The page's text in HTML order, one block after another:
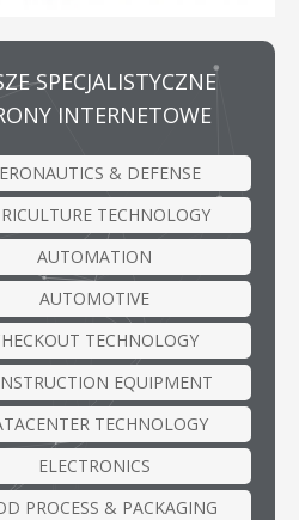
SPECJALISTYCZNE
INTERNETOWE
& DEFENSE
TECHNOLOGY
AUTOMATION
AUTOMOTIVE
TECHNOLOGY
EQUIPMENT
TECHNOLOGY
ELECTRONICS
PROCESS & PACKAGING